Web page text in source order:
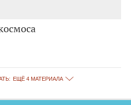
ЕЩЁ 4 МАТЕРИАЛА